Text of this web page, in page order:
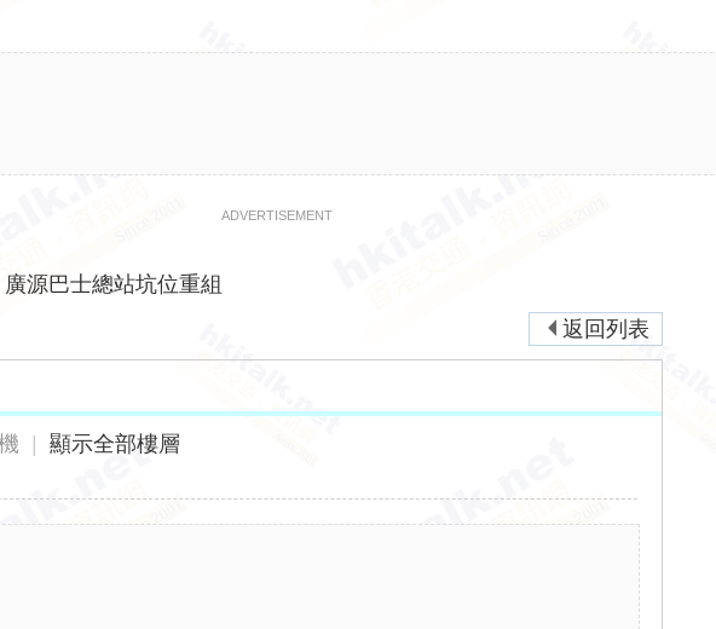
ADVERTISEMENT
廣源巴士總站坑位重組
返回列表
顯示全部樓層